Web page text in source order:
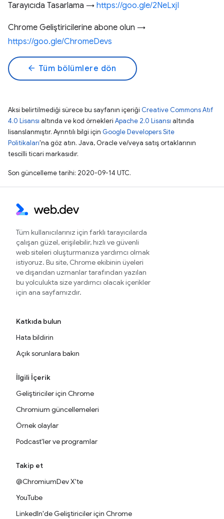
Tarayıcıda Tasarlama → https://goo.gle/2NeLxjI
Chrome Geliştiricilerine abone olun →
https://goo.gle/ChromeDevs
arrow_back Tüm bölümlere dön
Aksi belirtilmediği sürece bu sayfanın içeriği Creative Commons Atıf
4.0 Lisansı altında ve kod örnekleri Apache 2.0 Lisansı altında
lisanslanmıştır. Ayrıntılı bilgi için Google Developers Site
Politikaları'na göz atın. Java, Oracle ve/veya satış ortaklarının
tescilli ticari markasıdır.
Son güncelleme tarihi: 2020-09-14 UTC.
Tüm kullanıcılarınız için farklı tarayıcılarda
çalışan güzel, erişilebilir, hızlı ve güvenli
web siteleri oluşturmanıza yardımcı olmak
istiyoruz. Bu site, Chrome ekibinin üyeleri
ve dışarıdan uzmanlar tarafından yazılan
bu yolculukta size yardımcı olacak içerikler
için ana sayfamızdır.
Katkıda bulun
Hata bildirin
Açık sorunlara bakın
İlgili İçerik
Geliştiriciler için Chrome
Chromium güncellemeleri
Örnek olaylar
Podcast'ler ve programlar
Takip et
@ChromiumDev X'te
YouTube
LinkedIn'de Geliştiriciler için Chrome